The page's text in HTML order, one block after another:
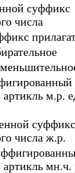
суффикс
числа
м.р.
суффикс
числа ж.р.
мн.ч.